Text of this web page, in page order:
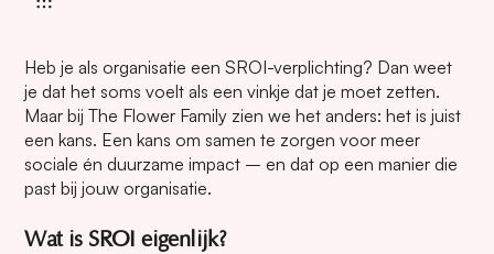
Heb je als organisatie een SROI-verplichting? Dan weet
je dat het soms voelt als een vinkje dat je moet zetten.
Maar bij The Flower Family zien we het anders: het is juist
een kans. Een kans om samen te zorgen voor meer
sociale én duurzame impact – en dat op een manier die
past bij jouw organisatie.
Wat is SROI eigenlijk?